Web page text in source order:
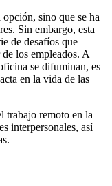
sino que se ha
Sin embargo, esta
de desafíos que
los empleados. A
se difuminan, es
en la vida de las
trabajo remoto en la
interpersonales, así